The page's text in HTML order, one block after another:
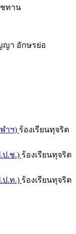
ชทาน
ญา อักษรย่อ
าฯ) ร้องเรียนทุจริต
ป.ช.) ร้องเรียนทุจริต
ป.ท.) ร้องเรียนทุจริต